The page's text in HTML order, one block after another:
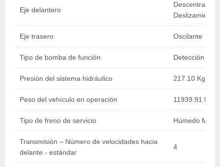
Eje delantero
Deslizamiento
Eje trasero Oscilante
Tipo de bomba de función Detección
Presión del sistema hidráulico 217.10 Kg/
Peso del vehículo en operación 11939.91 kg /
Tipo de freno de servicio Húmedo
Transmisión – Número de velocidades hacia
delante - estándar
4